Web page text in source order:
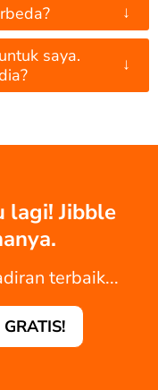
↓
saya.
↓
lagi! Jibble
terbaik...